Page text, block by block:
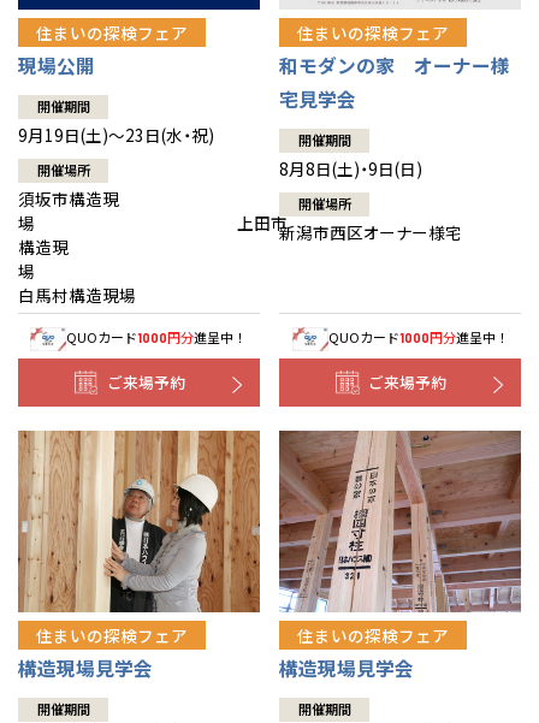
住まいの探検フェア
現場公開
開催期間
9月19日(土)～23日(水・祝)
開催場所
須坂市構造現
場 上田市
構造現
場
白馬村構造現場
QUOカード1000円分進呈中！
ご来場予約
住まいの探検フェア
和モダンの家 オーナー様
宅見学会
開催期間
8月8日(土)・9日(日)
開催場所
新潟市西区オーナー様宅
QUOカード1000円分進呈中！
ご来場予約
住まいの探検フェア
構造現場見学会
開催期間
住まいの探検フェア
構造現場見学会
開催期間